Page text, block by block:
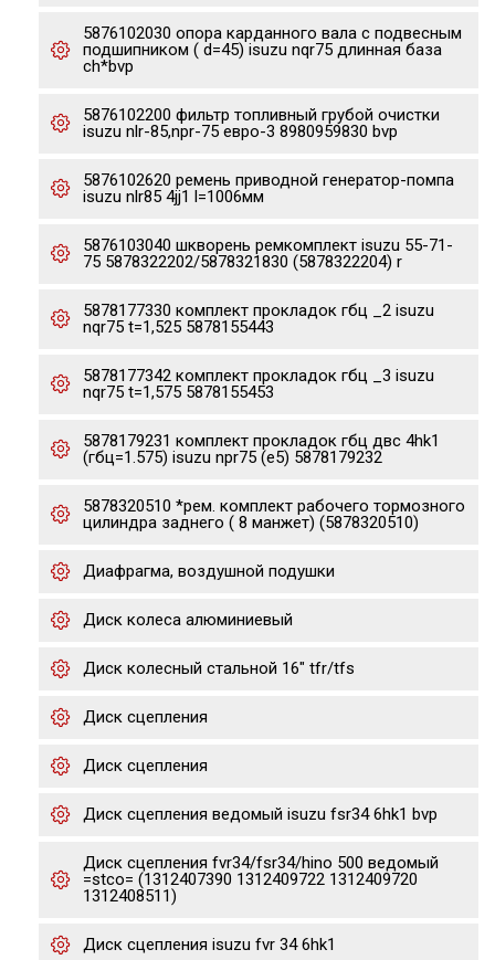
5876102030 опора карданного вала с подвесным
подшипником ( d=45) isuzu nqr75 длинная база
ch*bvp
5876102200 фильтр топливный грубой очистки
isuzu nlr-85,npr-75 евро-3 8980959830 bvp
5876102620 ремень приводной генератор-помпа
isuzu nlr85 4jj1 l=1006мм
5876103040 шкворень ремкомплект isuzu 55-71-
75 5878322202/5878321830 (5878322204) r
5878177330 комплект прокладок гбц _2 isuzu
nqr75 t=1,525 5878155443
5878177342 комплект прокладок гбц _3 isuzu
nqr75 t=1,575 5878155453
5878179231 комплект прокладок гбц двс 4hk1
(гбц=1.575) isuzu npr75 (e5) 5878179232
5878320510 *рем. комплект рабочего тормозного
цилиндра заднего ( 8 манжет) (5878320510)
Диафрагма, воздушной подушки
Диск колеса алюминиевый
Диск колесный стальной 16" tfr/tfs
Диск сцепления
Диск сцепления
Диск сцепления ведомый isuzu fsr34 6hk1 bvp
Диск сцепления fvr34/fsr34/hino 500 ведомый
=stco= (1312407390 1312409722 1312409720
1312408511)
Диск сцепления isuzu fvr 34 6hk1